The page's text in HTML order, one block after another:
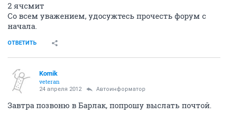
2 ячсмит
Со всем уважением, удосужтесь прочесть форум с
начала.
ОТВЕТИТЬ
Komik
veteran
24 апреля 2012 Автоинформатор
Завтра позвоню в Барлак, попрошу выслать почтой.